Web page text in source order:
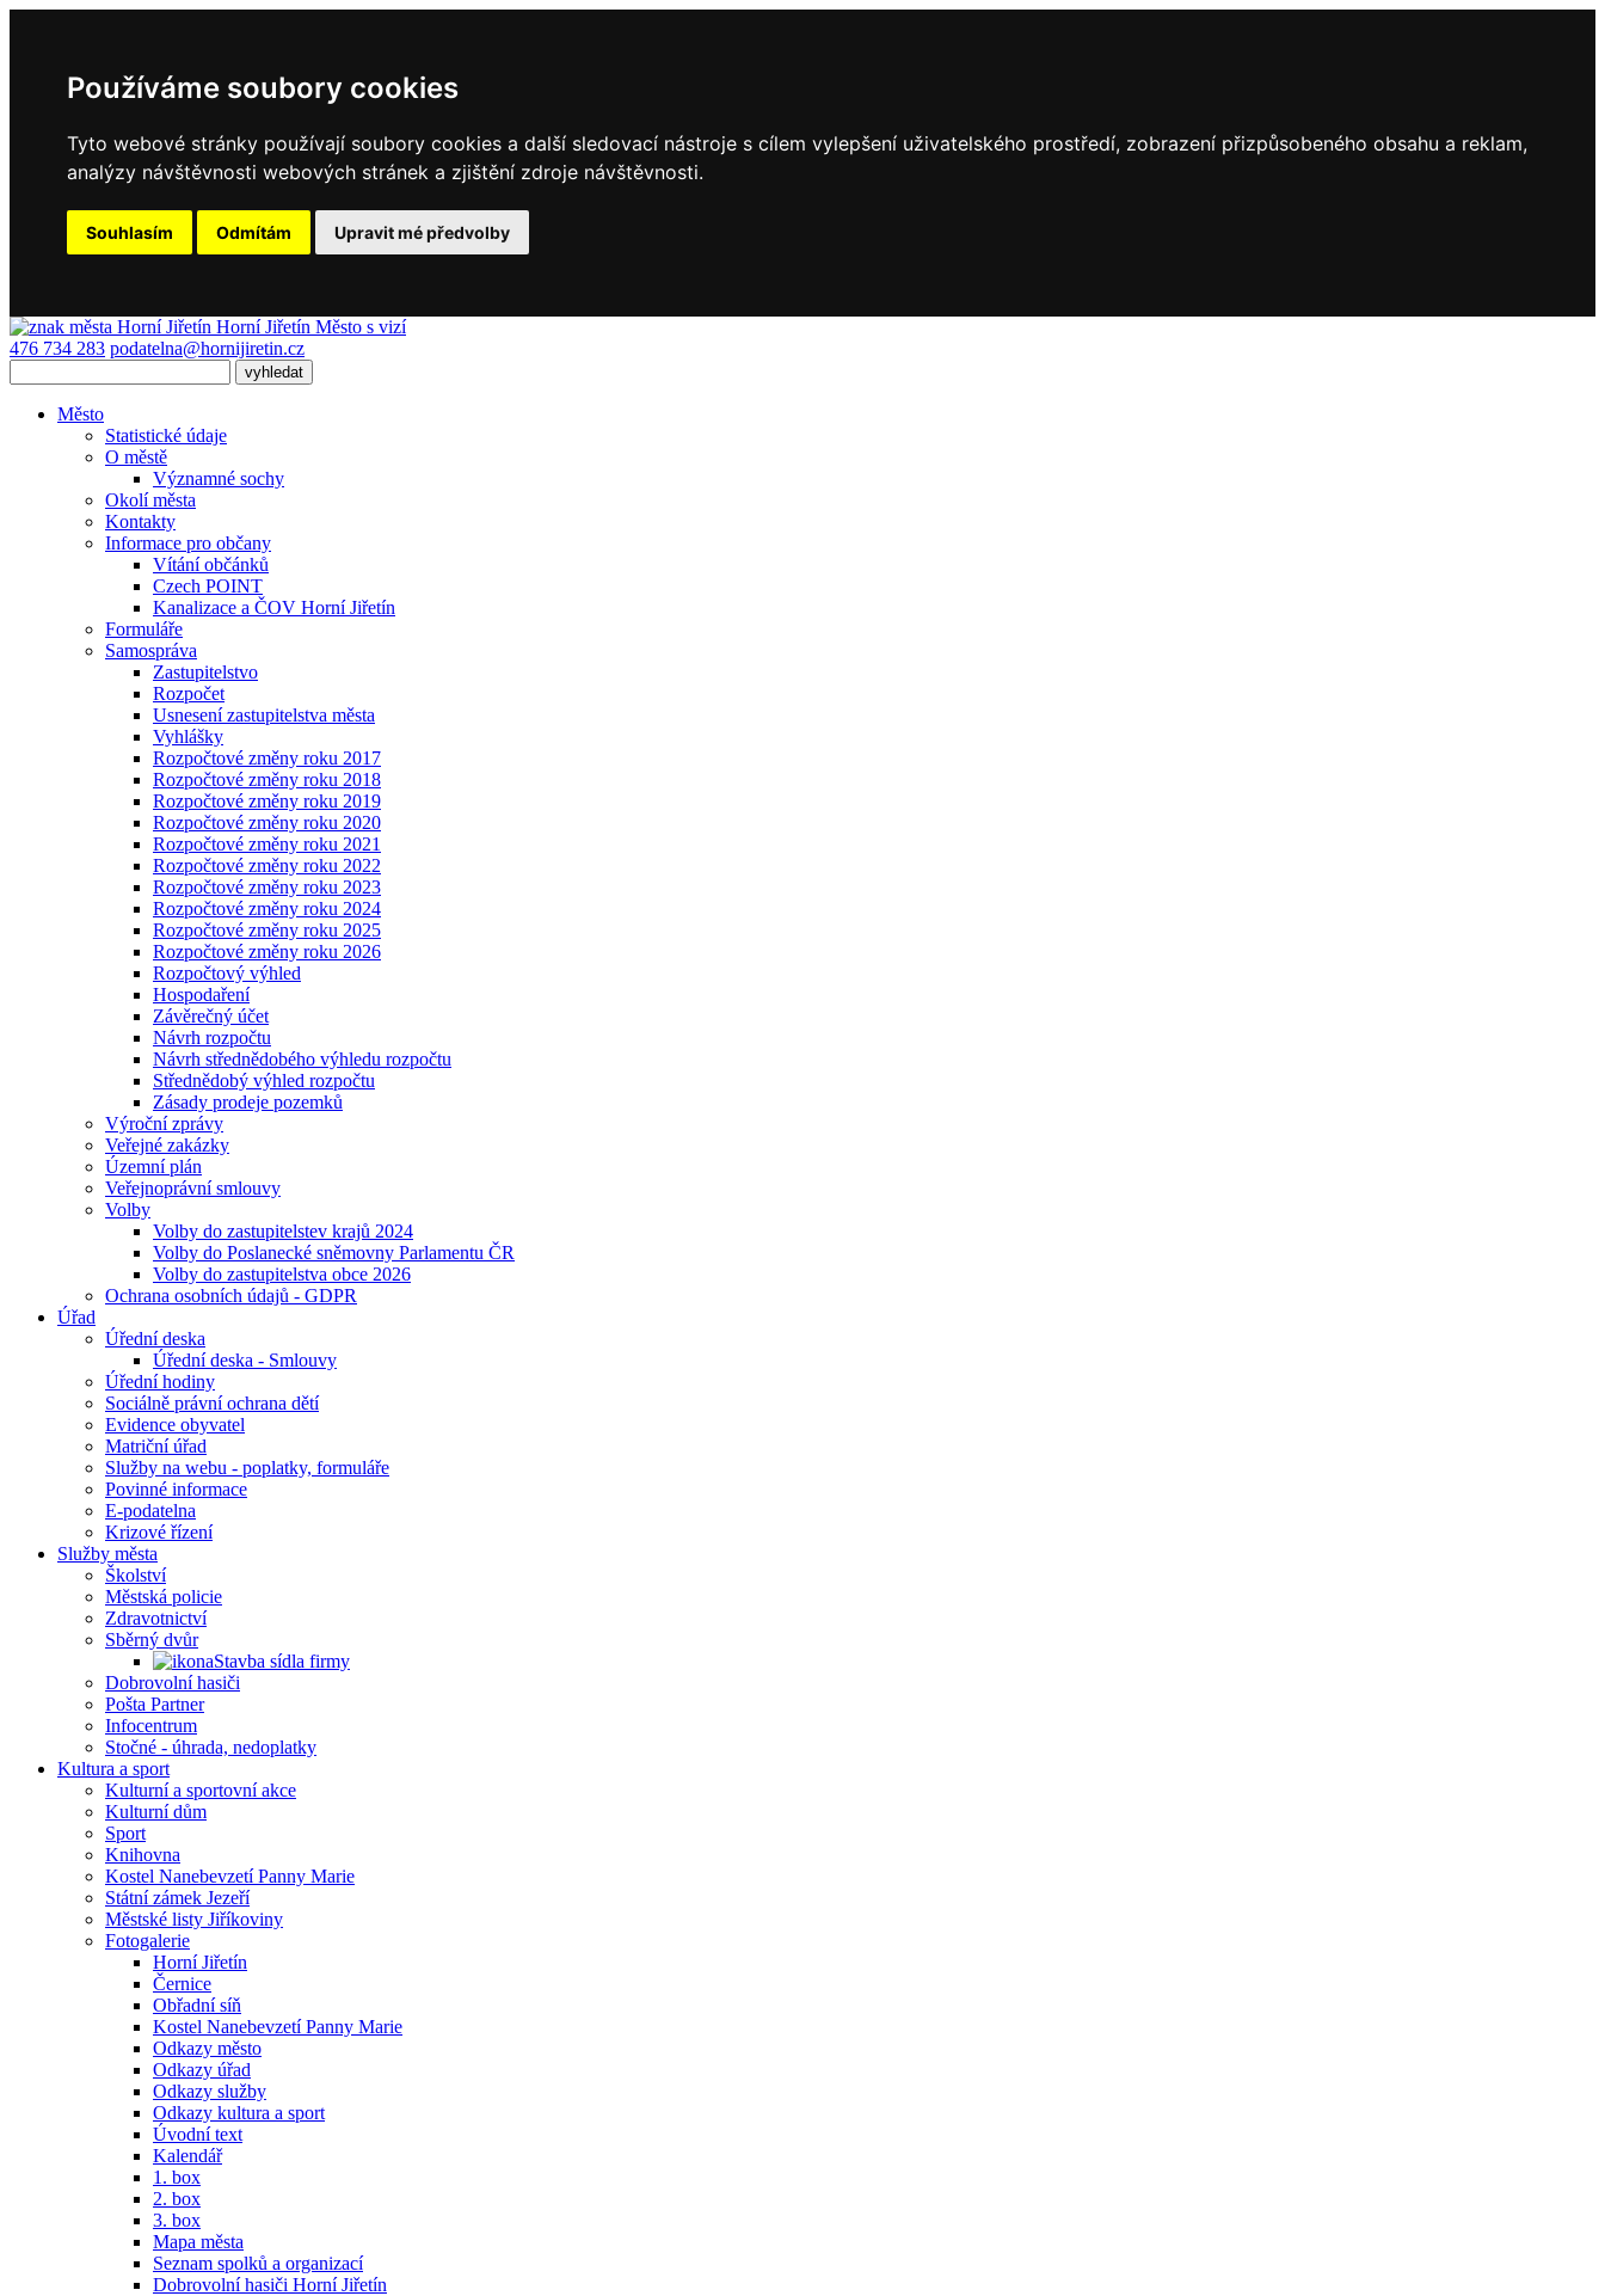
Používáme soubory cookies
Tyto webové stránky používají soubory cookies a další sledovací nástroje s cílem vylepšení uživatelského prostředí, zobrazení přizpůsobeného obsahu a reklam,
analýzy návštěvnosti webových stránek a zjištění zdroje návštěvnosti.
Souhlasím Odmítám Upravit mé předvolby
Horní Jiřetín Město s vizí
476 734 283 podatelna@hornijiretin.cz
Město
Statistické údaje
O městě
Významné sochy
Okolí města
Kontakty
Informace pro občany
Vítání občánků
Czech POINT
Kanalizace a ČOV Horní Jiřetín
Formuláře
Samospráva
Zastupitelstvo
Rozpočet
Usnesení zastupitelstva města
Vyhlášky
Rozpočtové změny roku 2017
Rozpočtové změny roku 2018
Rozpočtové změny roku 2019
Rozpočtové změny roku 2020
Rozpočtové změny roku 2021
Rozpočtové změny roku 2022
Rozpočtové změny roku 2023
Rozpočtové změny roku 2024
Rozpočtové změny roku 2025
Rozpočtové změny roku 2026
Rozpočtový výhled
Hospodaření
Závěrečný účet
Návrh rozpočtu
Návrh střednědobého výhledu rozpočtu
Střednědobý výhled rozpočtu
Zásady prodeje pozemků
Výroční zprávy
Veřejné zakázky
Územní plán
Veřejnoprávní smlouvy
Volby
Volby do zastupitelstev krajů 2024
Volby do Poslanecké sněmovny Parlamentu ČR
Volby do zastupitelstva obce 2026
Ochrana osobních údajů - GDPR
Úřad
Úřední deska
Úřední deska - Smlouvy
Úřední hodiny
Sociálně právní ochrana dětí
Evidence obyvatel
Matriční úřad
Služby na webu - poplatky, formuláře
Povinné informace
E-podatelna
Krizové řízení
Služby města
Školství
Městská policie
Zdravotnictví
Sběrný dvůr
Stavba sídla firmy
Dobrovolní hasiči
Pošta Partner
Infocentrum
Stočné - úhrada, nedoplatky
Kultura a sport
Kulturní a sportovní akce
Kulturní dům
Sport
Knihovna
Kostel Nanebevzetí Panny Marie
Státní zámek Jezeří
Městské listy Jiříkoviny
Fotogalerie
Horní Jiřetín
Černice
Obřadní síň
Kostel Nanebevzetí Panny Marie
Odkazy město
Odkazy úřad
Odkazy služby
Odkazy kultura a sport
Úvodní text
Kalendář
1. box
2. box
3. box
Mapa města
Seznam spolků a organizací
Dobrovolní hasiči Horní Jiřetín